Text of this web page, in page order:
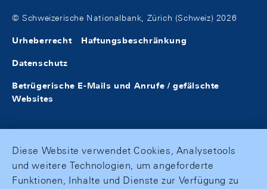
© Schweizerische Nationalbank, Zürich (Schweiz) 2026
Urheberrecht Haftungsbeschränkung
Datenschutz
Betrügerische E-Mails und Anrufe / gefälschte
Websites
Diese Website verwendet Cookies, Analysetools
und weitere Technologien, um angeforderte
Funktionen, Inhalte und Dienste zur Verfügung zu